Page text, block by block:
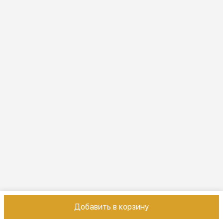
Добавить в корзину
ДоставкаПравила возврата